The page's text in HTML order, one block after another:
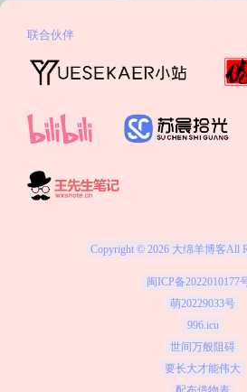
联合伙伴
Copyright © 2026大绵羊博客All
闽ICP备2022010177
萌20229033号
996.icu
世间万般阻碍
要长大才能伟大